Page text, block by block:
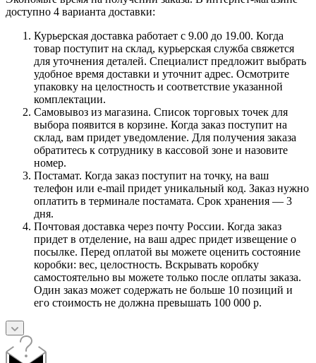
доступно 4 варианта доставки:
Курьерская доставка работает с 9.00 до 19.00. Когда
товар поступит на склад, курьерская служба свяжется
для уточнения деталей. Специалист предложит выбрать
удобное время доставки и уточнит адрес. Осмотрите
упаковку на целостность и соответствие указанной
комплектации.
Самовывоз из магазина. Список торговых точек для
выбора появится в корзине. Когда заказ поступит на
склад, вам придет уведомление. Для получения заказа
обратитесь к сотруднику в кассовой зоне и назовите
номер.
Постамат. Когда заказ поступит на точку, на ваш
телефон или e-mail придет уникальный код. Заказ нужно
оплатить в терминале постамата. Срок хранения — 3
дня.
Почтовая доставка через почту России. Когда заказ
придет в отделение, на ваш адрес придет извещение о
посылке. Перед оплатой вы можете оценить состояние
коробки: вес, целостность. Вскрывать коробку
самостоятельно вы можете только после оплаты заказа.
Один заказ может содержать не больше 10 позиций и
его стоимость не должна превышать 100 000 р.